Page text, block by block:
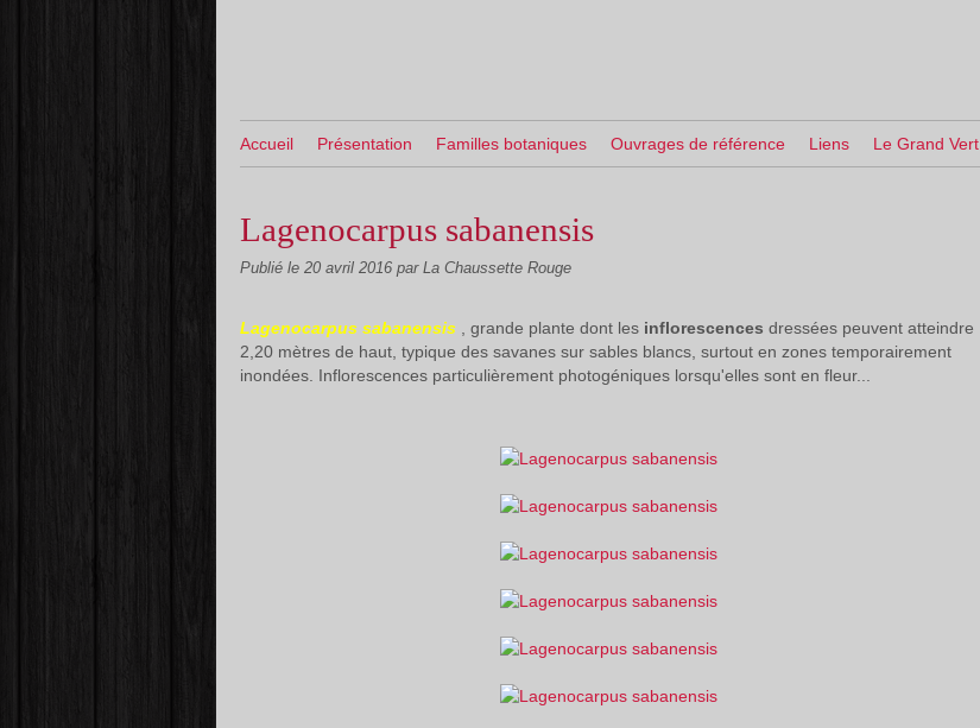
Accueil Présentation Familles botaniques Ouvrages de référence Liens Le Grand Vert
Lagenocarpus sabanensis
Publié le 20 avril 2016 par La Chaussette Rouge
Lagenocarpus sabanensis , grande plante dont les inflorescences dressées peuvent atteindre
2,20 mètres de haut, typique des savanes sur sables blancs, surtout en zones temporairement
inondées. Inflorescences particulièrement photogéniques lorsqu'elles sont en fleur...